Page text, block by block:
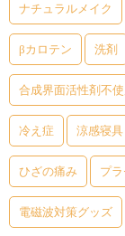
ナチュラルメイク
βカロテン 洗剤
合成界面活性剤不
冷え症 涼感寝具
ひざの痛み プ
電磁波対策グッズ